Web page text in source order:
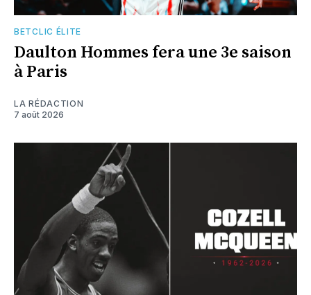
BETCLIC ÉLITE
Daulton Hommes fera une 3e saison
à Paris
LA RÉDACTION
7 août 2026